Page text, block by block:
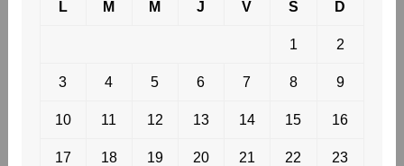
L M M J V S D
1 2
3 4 5 6 7 8 9
10 11 12 13 14 15 16
17 18 19 20 21 22 23